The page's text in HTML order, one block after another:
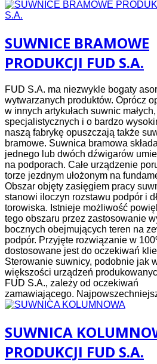
SUWNICE BRAMOWE
PRODUKCJI FUD S.A.
FUD S.A. ma niezwykle bogaty
wytwarzanych produktów. Oprócz
w innych artykułach suwnic małych,
specjalistycznych i o bardzo
naszą fabrykę opuszczają także
bramowe. Suwnica bramowa
jednego lub dwóch dźwigarów
na podporach. Całe urządzenie
torze jezdnym ułożonym na
Obszar objęty zasięgiem pracy
stanowi iloczyn rozstawu podpór i
torowiska. Istnieje możliwość
tego obszaru przez zastosowanie
bocznych obejmujących teren na
podpór. Przyjęte rozwiązanie w
dostosowane jest do oczekiwań
Sterowanie suwnicy, podobnie jak
większości urządzeń
FUD S.A., zależy od oczekiwań
zamawiającego.
SUWNICA
PRODUKCJI FUD S.A.